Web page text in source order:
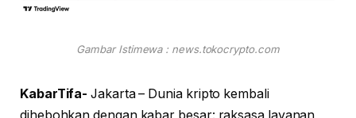
Gambar Istimewa : news.tokocrypto.com
KabarTifa- Jakarta – Dunia kripto kembali